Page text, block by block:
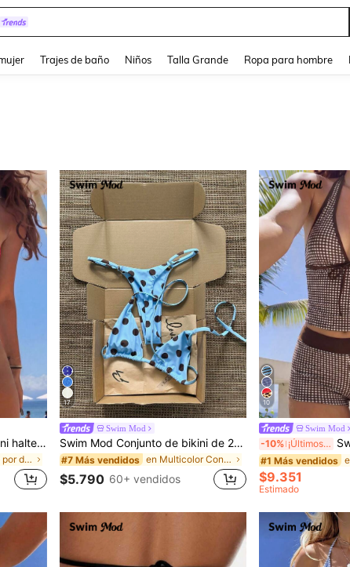
Trajes de baño Niños Talla Grande Ropa para hombre
Swim Mod Conjunto de bikini halter reversible con estampado floral rosa dulce para mujer
en Escotado por detrás Conjuntos de bikini para mu
17
Swim Mod
Swim Mod Conjunto de bikini de 2 piezas con estampado de lunares y parte superior de atar al cuello para mujer, traje de baño de 2 piezas, bikini de lunares en color azul claro
#7 Más vendidos en Multicolor Conjuntos de bikini para mujer
$5.790 60+ vendidos
10
Swim Mod
-10% ¡Últimos 2 días Swim Mod Conjunto de 2 piezas de traje de baño tankini para mujer,
#1 Más vendidos
$9.351
Estimado